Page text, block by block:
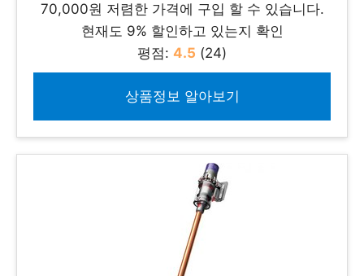
70,000원 저렴한 가격에 구입 할 수 있습니다.
현재도 9% 할인하고 있는지 확인
평점: 4.5 (24)
상품정보 알아보기